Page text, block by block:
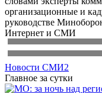
организационные и
руководстве
Интернет и СМИ